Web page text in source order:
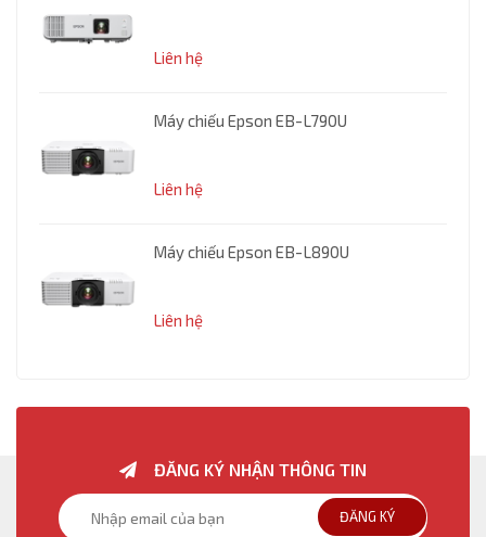
Liên hệ
Máy chiếu Epson EB-L790U
Liên hệ
Máy chiếu Epson EB-L890U
Liên hệ
ĐĂNG KÝ NHẬN THÔNG TIN
ĐĂNG KÝ